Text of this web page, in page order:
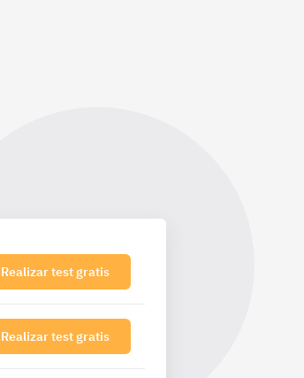
Realizar test gratis
Realizar test gratis